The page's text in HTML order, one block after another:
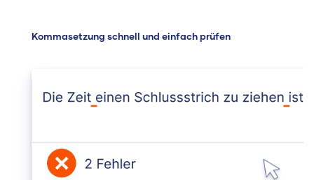
Kommasetzung schnell und einfach prüfen